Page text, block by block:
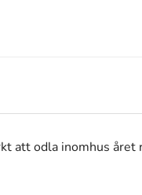
att odla inomhus